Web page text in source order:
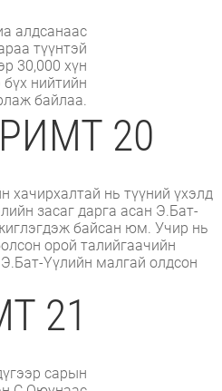
алдсанаас
түүнтэй
30,000 хүн
нийтийн
байлаа.
20
хачирхалтай нь түүний үхэлд
засаг дарга асан Э.Бат-
байсан юм. Учир нь
орой талийгаачийн
Э.Бат-Үүлийн малгай олдсон
21
сарын